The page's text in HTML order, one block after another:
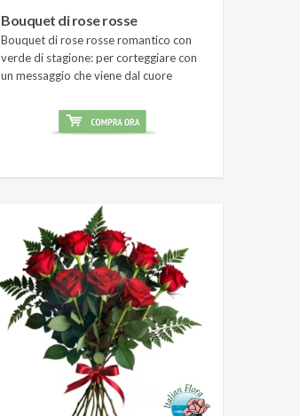
Bouquet di rose rosse
Bouquet di rose rosse romantico con
verde di stagione: per corteggiare con
un messaggio che viene dal cuore